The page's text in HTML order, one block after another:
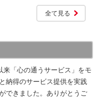
全て見る
「心の通うサービス」をモ
納得のサービス提供を実践
できました。ありがとうご